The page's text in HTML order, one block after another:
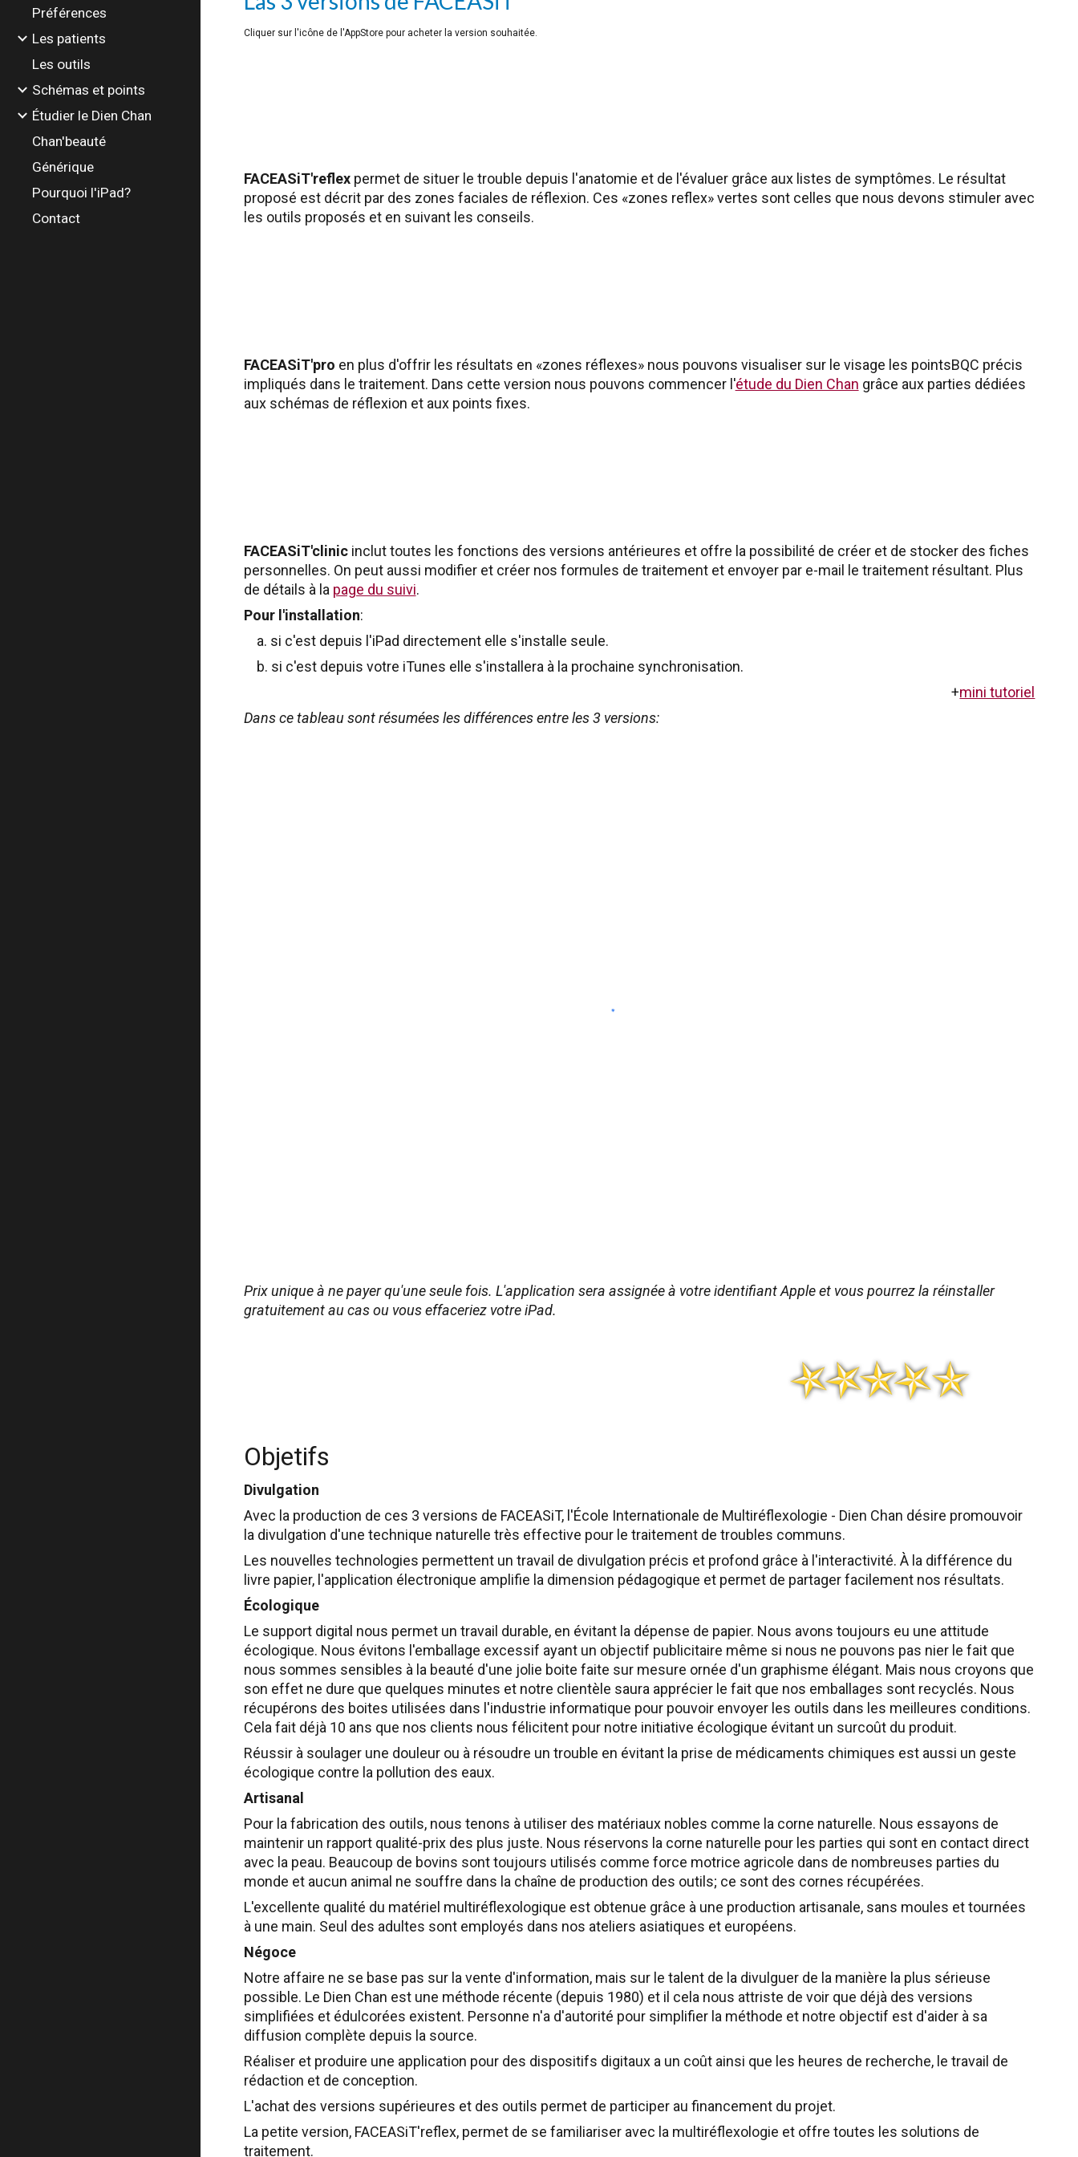
Préférences
Les patients
Les outils
Schémas et points
Étudier le Dien Chan
Chan'beauté
Générique
Pourquoi l'iPad?
Contact
Cliquer sur l'icône de l'AppStore pour acheter la version souhaitée.
FACEASiT'reflexpermet de situer le trouble depuis l'anatomie et de l'évaluer grâce aux listes de symptômes. Le résultat
proposé est décrit par des zones faciales de réflexion. Ces «zones reflex» vertes sont celles que nous devons stimuler avec
les outils proposés et en suivant les conseils.
FACEASiT'pro en plus d'offrir les résultats en «zones réflexes» nous pouvons visualiser sur le visage les pointsBQC précis
impliqués dans le traitement. Dans cette version nous pouvons commencer l'étude du Dien Chan grâce aux parties dédiées
aux schémas de réflexion et aux points fixes.
FACEASiT'clinicinclut toutes les fonctions des versions antérieures et offre la possibilité de créer et de stocker des fiches
personnelles. On peut aussi modifier et créer nos formules de traitement et envoyer par e-mail le traitement résultant. Plus
de détails à la page du suivi.
Pour l'installation:
a. si c'est depuis l'iPad directement elle s'installe seule.
b. si c'est depuis votre iTunes elle s'installera à la prochaine synchronisation.
+mini tutoriel
Dans ce tableau sont résumées les différences entre les 3 versions:
Prix unique à ne payer qu'une seule fois. L'application sera assignée à votre identifiant Apple et vous pourrez la réinstaller
gratuitement au cas ou vous effaceriez votre iPad.
Objetifs
Divulgation
Avec la production de ces 3 versions de FACEASiT, l'École Internationale de Multiréflexologie - Dien Chan désire promouvoir
la divulgation d'une technique naturelle très effective pour le traitement de troubles communs.
Les nouvelles technologies permettent un travail de divulgation précis et profond grâce à l'interactivité. À la différence du
livre papier, l'application électronique amplifie la dimension pédagogique et permet de partager facilement nos résultats.
Écologique
Le support digital nous permet un travail durable, en évitant la dépense de papier. Nous avons toujours eu une attitude
écologique. Nous évitons l'emballage excessif ayant un objectif publicitaire même si nous ne pouvons pas nier le fait que
nous sommes sensibles à la beauté d'une jolie boite faite sur mesure ornée d'un graphisme élégant. Mais nous croyons que
son effet ne dure que quelques minutes et notre clientèle saura apprécier le fait que nos emballages sont recyclés. Nous
récupérons des boites utilisées dans l'industrie informatique pour pouvoir envoyer les outils dans les meilleures conditions.
Cela fait déjà 10 ans que nos clients nous félicitent pour notre initiative écologique évitant un surcoût du produit.
Réussir à soulager une douleur ou à résoudre un trouble en évitant la prise de médicaments chimiques est aussi un geste
écologique contre la pollution des eaux.
Artisanal
Pour la fabrication des outils, nous tenons à utiliser des matériaux nobles comme la corne naturelle. Nous essayons de
maintenir un rapport qualité-prix des plus juste. Nous réservons la corne naturelle pour les parties qui sont en contact direct
avec la peau. Beaucoup de bovins sont toujours utilisés comme force motrice agricole dans de nombreuses parties du
monde et aucun animal ne souffre dans la chaîne de production des outils; ce sont des cornes récupérées.
L'excellente qualité du matériel multiréflexologique est obtenue grâce à une production artisanale, sans moules et tournées
à une main. Seul des adultes sont employés dans nos ateliers asiatiques et européens.
Négoce
Notre affaire ne se base pas sur la vente d'information, mais sur le talent de la divulguer de la manière la plus sérieuse
possible. Le Dien Chan est une méthode récente (depuis 1980) et il cela nous attriste de voir que déjà des versions
simplifiées et édulcorées existent. Personne n'a d'autorité pour simplifier la méthode et notre objectif est d'aider à sa
diffusion complète depuis la source.
Réaliser et produire une application pour des dispositifs digitaux a un coût ainsi que les heures de recherche, le travail de
rédaction et de conception.
L'achat des versions supérieures et des outils permet de participer au financement du projet.
La petite version, FACEASiT'reflex, permet de se familiariser avec la multiréflexologie et offre toutes les solutions de
traitement.